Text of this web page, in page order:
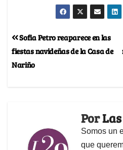
Sofia Petro reaparece en las
fiestas navideñas de la Casa de
Nariño
Por
Somos un
que